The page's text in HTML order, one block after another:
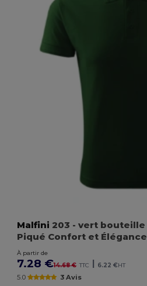
Malfini 203 - vert bouteille
Piqué Confort et Élégance
À partir de
7.28 €14.68 € TTC | 6.22 €HT
5.0 3 Avis